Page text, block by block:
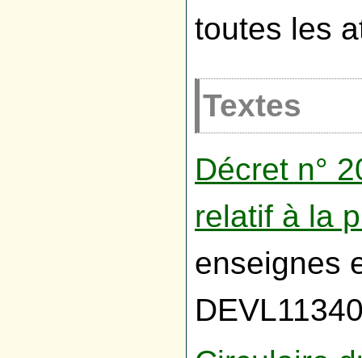
toutes les
Textes
Décret n°
relatif à la
enseignes